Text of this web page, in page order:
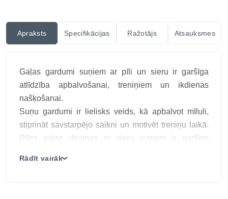
Apraksts Specifikācijas Ražotājs Atsauksmes
Gaļas gardumi suņiem ar pīli un sieru ir garšīga
atlīdzība apbalvošanai, treniņiem un ikdienas
našķošanai.
Suņu gardumi ir lielisks veids, kā apbalvot mīluli,
stiprināt savstarpējo saikni un motivēt treniņu laikā.
Pīles gaļas desiņas ar sieru suņiem ir garšīgs
Rādīt vairāk❯